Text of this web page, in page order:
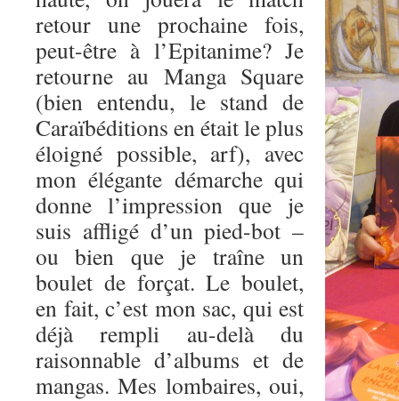
retour une prochaine fois,
peut-être à l’Epitanime? Je
retourne au Manga Square
(bien entendu, le stand de
Caraïbéditions en était le plus
éloigné possible, arf), avec
mon élégante démarche qui
donne l’impression que je
suis affligé d’un pied-bot –
ou bien que je traîne un
boulet de forçat. Le boulet,
en fait, c’est mon sac, qui est
déjà rempli au-delà du
raisonnable d’albums et de
mangas. Mes lombaires, oui,